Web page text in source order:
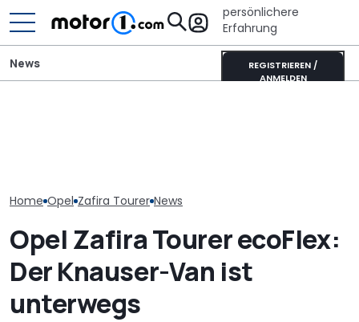
persönlichere
Erfahrung
REGISTRIEREN /
ANMELDEN
News
Home Opel Zafira Tourer News
Opel Zafira Tourer ecoFlex:
Der Knauser-Van ist
unterwegs